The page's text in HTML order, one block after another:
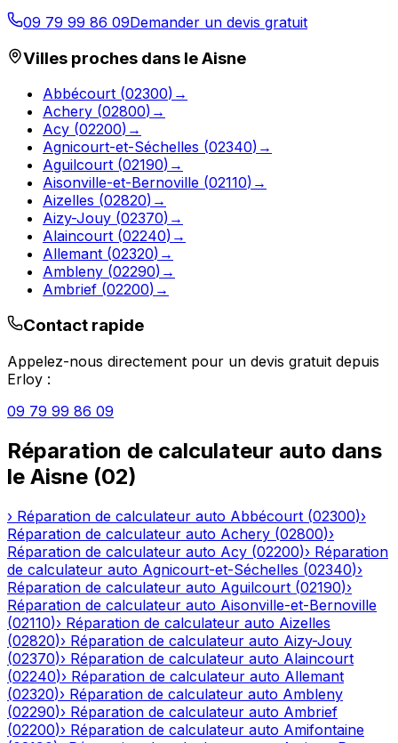
09 79 99 86 09Demander un devis gratuit
Villes proches dans leAisne
Abbécourt (02300) →
Achery (02800) →
Acy (02200) →
Agnicourt-et-Séchelles (02340) →
Aguilcourt (02190) →
Aisonville-et-Bernoville (02110) →
Aizelles (02820) →
Aizy-Jouy (02370) →
Alaincourt (02240) →
Allemant (02320) →
Ambleny (02290) →
Ambrief (02200) →
Contact rapide
Appelez-nous directement pour un devis gratuit depuis
Erloy :
09 79 99 86 09
Réparation de calculateur auto dans
le Aisne (02)
› Réparation de calculateur auto Abbécourt (02300)›
Réparation de calculateur auto Achery (02800)›
Réparation de calculateur auto Acy (02200)› Réparation
de calculateur auto Agnicourt-et-Séchelles (02340)›
Réparation de calculateur auto Aguilcourt (02190)›
Réparation de calculateur auto Aisonville-et-Bernoville
(02110)› Réparation de calculateur auto Aizelles
(02820)› Réparation de calculateur auto Aizy-Jouy
(02370)› Réparation de calculateur auto Alaincourt
(02240)› Réparation de calculateur auto Allemant
(02320)› Réparation de calculateur auto Ambleny
(02290)› Réparation de calculateur auto Ambrief
(02200)› Réparation de calculateur auto Amifontaine